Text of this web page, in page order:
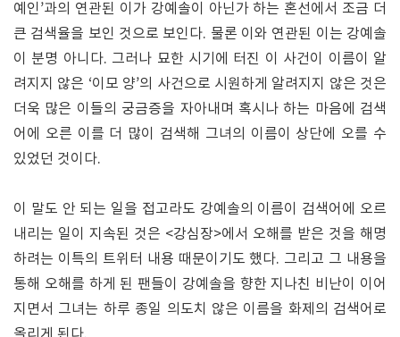
예인’과의 연관된 이가 강예솔이 아닌가 하는 혼선에서 조금 더
큰 검색율을 보인 것으로 보인다. 물론 이와 연관된 이는 강예솔
이 분명 아니다. 그러나 묘한 시기에 터진 이 사건이 이름이 알
려지지 않은 ‘이모 양’의 사건으로 시원하게 알려지지 않은 것은
더욱 많은 이들의 궁금증을 자아내며 혹시나 하는 마음에 검색
어에 오른 이를 더 많이 검색해 그녀의 이름이 상단에 오를 수
있었던 것이다.
이 말도 안 되는 일을 접고라도 강예솔의 이름이 검색어에 오르
내리는 일이 지속된 것은 <강심장>에서 오해를 받은 것을 해명
하려는 이특의 트위터 내용 때문이기도 했다. 그리고 그 내용을
통해 오해를 하게 된 팬들이 강예솔을 향한 지나친 비난이 이어
지면서 그녀는 하루 종일 의도치 않은 이름을 화제의 검색어로